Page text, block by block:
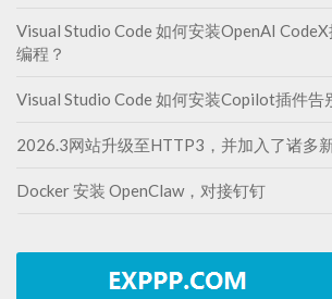
Visual Studio Code 如何安装OpenAI
编程？
Visual Studio Code 如何安装Copilot插件告
2026.3网站升级至HTTP3，并加入了诸多
Docker 安装 OpenClaw，对接钉钉